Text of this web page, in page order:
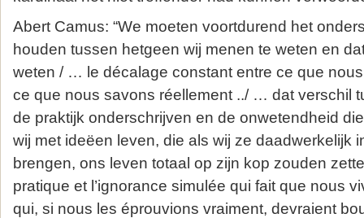
Abert Camus: “We moeten voortdurend het
houden tussen hetgeen wij menen te weten en
weten / … le décalage constant entre ce que
ce que nous savons réellement ../ … dat verschil
de praktijk onderschrijven en de onwetendheid
wij met ideëen leven, die als wij ze daadwerkelijk
brengen, ons leven totaal op zijn kop zouden
pratique et l’ignorance simulée qui fait que nous
qui, si nous les éprouvions vraiment, devraient